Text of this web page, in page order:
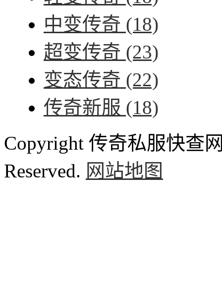
中变传奇 (18)
超变传奇 (23)
变态传奇 (22)
传奇新服 (18)
Copyright 传奇私服快查
Reserved. 网站地图